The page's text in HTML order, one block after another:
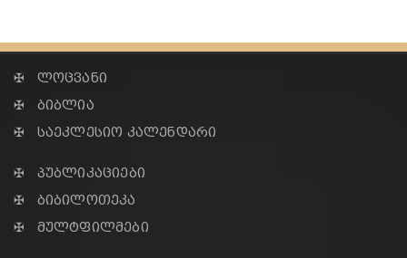
✠ ლოცვანი
✠ ბიბლია
✠ საეკლესიო კალენდარი
✠ პუბლიკაციები
✠ ბიბილოთეკა
✠ მულტფილმები